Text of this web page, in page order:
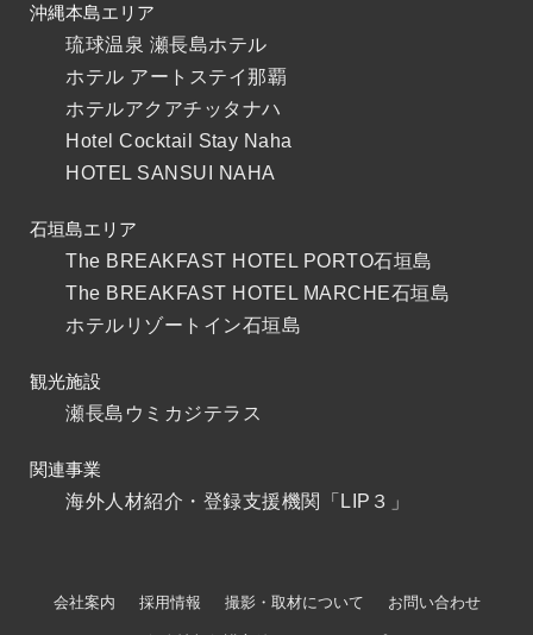
沖縄本島エリア
琉球温泉 瀬長島ホテル
ホテル アートステイ那覇
ホテルアクアチッタナハ
Hotel Cocktail Stay Naha
HOTEL SANSUI NAHA
石垣島エリア
The BREAKFAST HOTEL PORTO石垣島
The BREAKFAST HOTEL MARCHE石垣島
ホテルリゾートイン石垣島
観光施設
瀬長島ウミカジテラス
関連事業
海外人材紹介・登録支援機関「LIP３」
会社案内 採用情報 撮影・取材について お問い合わせ